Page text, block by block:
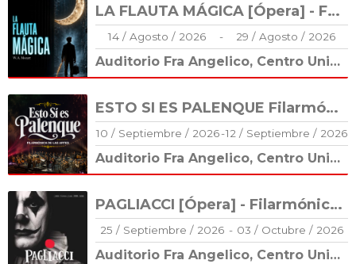
LA FLAUTA MÁGICA [Ópera] - Filarmónica de las Artes
14 /Agosto / 2026 - 29 / Agosto / 2026
Auditorio Fra Angelico, Centro Universitario Cultural (CUC)
ESTO SI ES PALENQUE Filarmónica de las Artes
10 / Septiembre / 2026-12/ Septiembre / 2026
Auditorio Fra Angelico, Centro Universitario Cultural (CUC)
PAGLIACCI [Ópera] - Filarmónica de las Artes
25 / Septiembre / 2026 - 03 / Octubre / 2026
Auditorio Fra Angelico, Centro Universitario Cultural (CUC)